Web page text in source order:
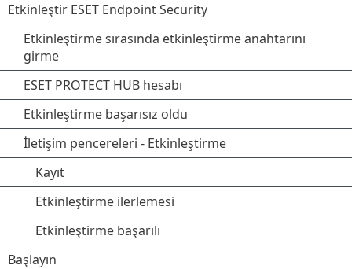
Etkinleştir ESET Endpoint Security
Etkinleştirme sırasında etkinleştirme anahtarını
girme
ESET PROTECT HUB hesabı
Etkinleştirme başarısız oldu
İletişim pencereleri - Etkinleştirme
Kayıt
Etkinleştirme ilerlemesi
Etkinleştirme başarılı
Başlayın